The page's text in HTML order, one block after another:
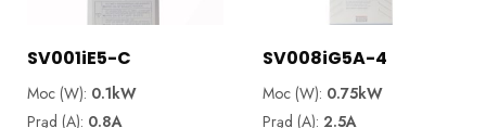
SV001iE5-C
Moc (W): 0.1kW
Prąd (A): 0.8A
SV008iG5A-4
Moc (W): 0.75kW
Prąd (A): 2.5A